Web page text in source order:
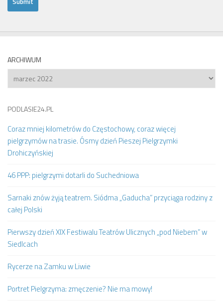
ARCHIWUM
Archiwum
PODLASIE24.PL
Coraz mniej kilometrów do Częstochowy, coraz więcej
pielgrzymów na trasie. Ósmy dzień Pieszej Pielgrzymki
Drohiczyńskiej
46 PPP: pielgrzymi dotarli do Suchedniowa
Sarnaki znów żyją teatrem. Siódma „Gaducha” przyciąga rodziny z
całej Polski
Pierwszy dzień XIX Festiwalu Teatrów Ulicznych „pod Niebem” w
Siedlcach
Rycerze na Zamku w Liwie
Portret Pielgrzyma: zmęczenie? Nie ma mowy!